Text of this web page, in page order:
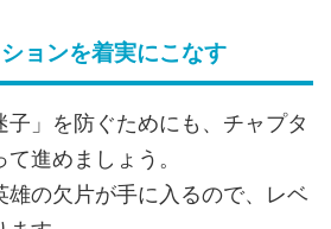
ョンを着実にこなす
子」を防ぐためにも、チャプタ
進めましょう。
雄の欠片が手に入るので、レベ